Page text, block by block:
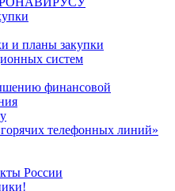
и планы закупки
систем
финансовой
телефонных линий»
России